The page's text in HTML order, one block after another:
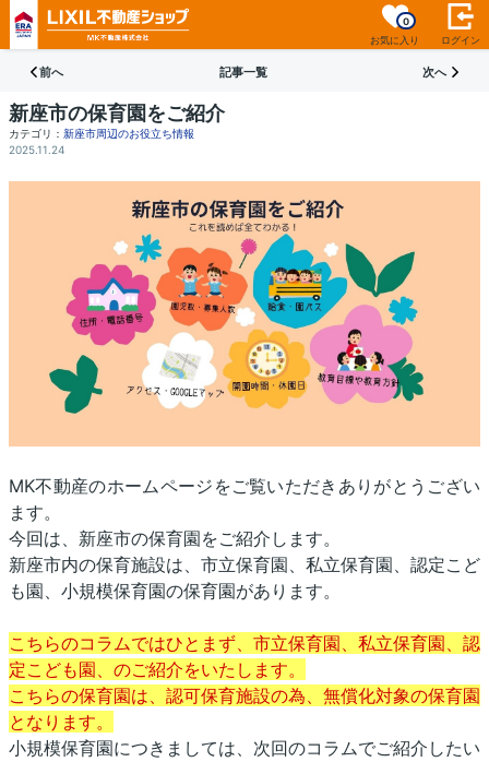
お気に入り
0
ログイン
前へ 記事一覧 次へ
新座市の保育園をご紹介
カテゴリ： 新座市周辺のお役立ち情報
2025.11.24
MK不動産のホームページをご覧いただきありがとうござい
ます。
今回は、新座市の保育園をご紹介します。
新座市内の保育施設は、市立保育園、私立保育園、認定こど
も園、小規模保育園の保育園があります。
こちらのコラムではひとまず、市立保育園、私立保育園、認
定こども園、のご紹介をいたします。
こちらの保育園は、認可保育施設の為、無償化対象の保育園
となります。
小規模保育園につきましては、次回のコラムでご紹介したい